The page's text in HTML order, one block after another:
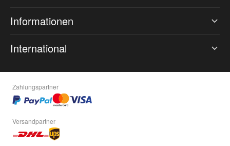
Informationen
International
Zahlungspartner
Versandpartner